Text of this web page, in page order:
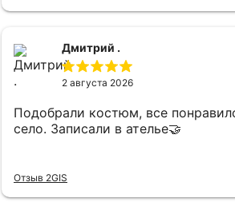
Дмитрий .
2 августа 2026
Подобрали костюм, все
село. Записали в ателье🤝
Отзыв 2GIS